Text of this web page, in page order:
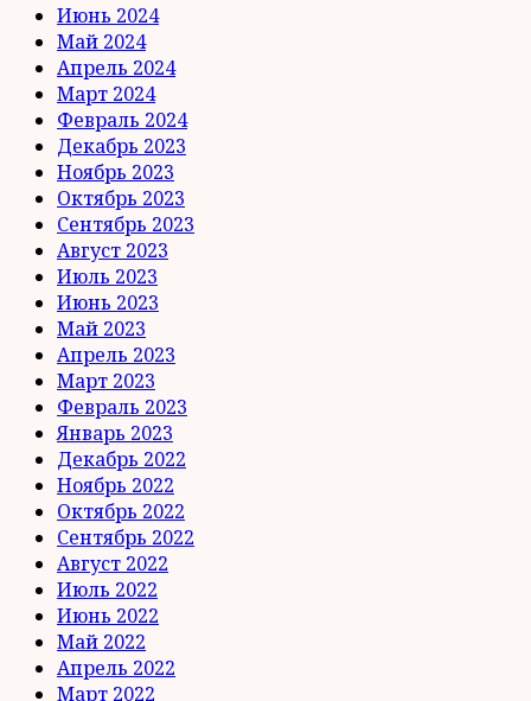
Июнь 2024
Май 2024
Апрель 2024
Март 2024
Февраль 2024
Декабрь 2023
Ноябрь 2023
Октябрь 2023
Сентябрь 2023
Август 2023
Июль 2023
Июнь 2023
Май 2023
Апрель 2023
Март 2023
Февраль 2023
Январь 2023
Декабрь 2022
Ноябрь 2022
Октябрь 2022
Сентябрь 2022
Август 2022
Июль 2022
Июнь 2022
Май 2022
Апрель 2022
Март 2022